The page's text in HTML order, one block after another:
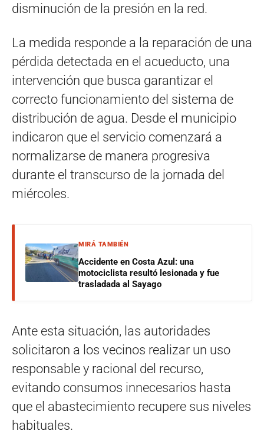
disminución de la presión en la red.
La medida responde a la reparación de una
pérdida detectada en el acueducto, una
intervención que busca garantizar el
correcto funcionamiento del sistema de
distribución de agua. Desde el municipio
indicaron que el servicio comenzará a
normalizarse de manera progresiva
durante el transcurso de la jornada del
miércoles.
MIRÁ TAMBIÉN
Accidente en Costa Azul: una
motociclista resultó lesionada y fue
trasladada al Sayago
Ante esta situación, las autoridades
solicitaron a los vecinos realizar un uso
responsable y racional del recurso,
evitando consumos innecesarios hasta
que el abastecimiento recupere sus niveles
habituales.